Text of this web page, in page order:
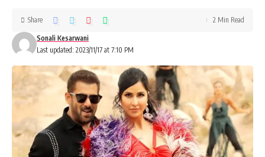
Last updated: 2023/11/17 at 7:10 PM
Sonali Kesarwani
Share 2 Min Read